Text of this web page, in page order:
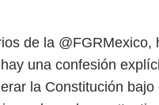
de la
una confesión
la Constitución bajo